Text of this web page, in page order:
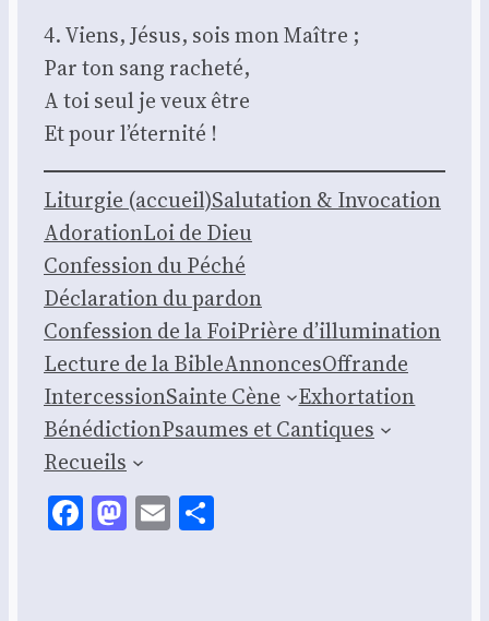
4. Viens, Jésus, sois mon Maître ;
Par ton sang rache­té,
A toi seul je veux être
Et pour l’éternité !
Litur­gie (accueil)Salu­ta­tion & Invo­ca­tion
Ado­ra­tionLoi de Dieu
Confes­sion du Péché
Décla­ra­tion du par­don
Confes­sion de la FoiPrière d’illumination
Lec­ture de la BibleAnnoncesOffrande
Inter­ces­sionSainte Cène
Exhor­ta­tion
Béné­dic­tionPsaumes et Can­tiques
Recueils
Facebook
Mastodon
Email